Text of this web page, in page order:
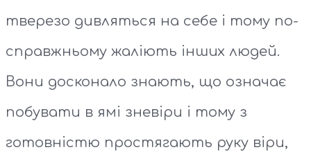
тверезо дивляться на себе і тому по-
справжньому жаліють інших людей.
Вони досконало знають, що означає
побувати в ямі зневіри і тому з
готовністю простягають руку віри,